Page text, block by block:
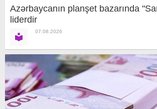
Azərbaycanın planşet bazarında
liderdir
07.08.2026